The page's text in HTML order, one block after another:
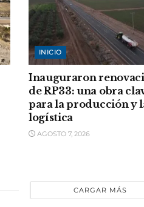
INICIO
Inauguraron
de RP33: una obra
para la producción y
logística
AGOSTO 7, 2026
CARGAR MÁS